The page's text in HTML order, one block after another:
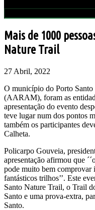
Mais de 1000
Nature Trail
27 Abril, 2022
O município do Porto Santo
(AARAM), foram as
apresentação do evento
teve lugar num dos pontos
também os participantes
Calheta.
Policarpo Gouveia,
apresentação afirmou que
pode muito bem comprovar
fantásticos trilhos’’. Este
Santo Nature Trail, o Trail
Santo e uma prova-extra,
Santo.